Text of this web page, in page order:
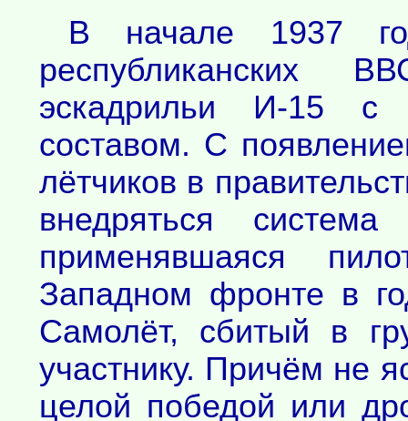
В начале 1937
республиканских
эскадрильи И-15 с
составом. С
лётчиков в
внедряться
применявшаяся
Западном фронте в
Самолёт, сбитый в
участнику. Причём не
целой победой или